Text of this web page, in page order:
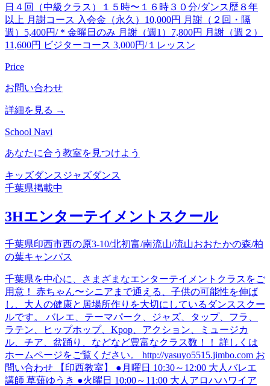
日４回（中級クラス）１５時〜１６時３０分/ダンス歴８年
以上 月謝コース 入会金（永久）10,000円 月謝（２回・隔
週）5,400円/＊金曜日のみ 月謝（週1）7,800円 月謝（週２）
11,600円 ビジターコース 3,000円/１レッスン
Price
お問い合わせ
詳細を見る →
School Navi
あなたに合う教室を見つけよう
キッズダンス ジャズダンス
千葉県掲載中
3Hエンターテイメントスクール
千葉県印西市西の原3-10/北初富/南流山/流山おおたかの森/柏
の葉キャンパス
千葉県を中心に、さまざまなエンターテイメントクラスをご
用意！ 赤ちゃん〜シニアまで通える、子供の可能性を伸ば
し、大人の健康と居場所作りを大切にしているダンススクー
ルです。 バレエ、テーマパーク、ジャズ、タップ、フラ、
ラテン、ヒップホップ、Kpop、アクション、ミュージカ
ル、チア、盆踊り、などなど豊富なクラス数！！ 詳しくは
ホームページをご覧ください。 http://yasuyo5515.jimbo.com お
問い合わせ 【印西教室】 ●月曜日 10:30～12:00 大人バレエ
講師 草薙ゆうき ●火曜日 10:00～11:00 大人アロハハワイア